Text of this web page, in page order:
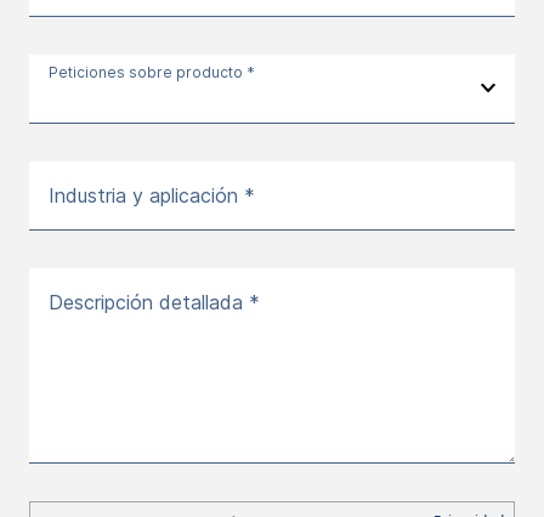
Peticiones sobre producto *
Industria y aplicación *
Descripción detallada *